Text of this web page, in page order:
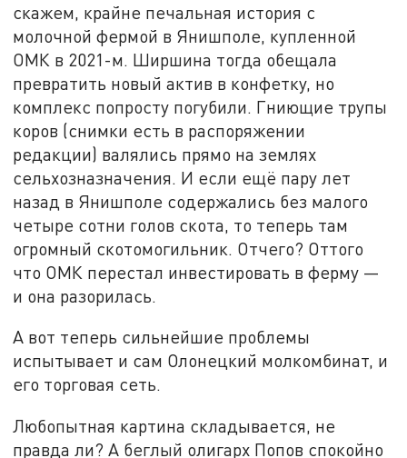
скажем, крайне печальная история с
молочной фермой в Янишполе, купленной
ОМК в 2021-м. Ширшина тогда обещала
превратить новый актив в конфетку, но
комплекс попросту погубили. Гниющие трупы
коров (снимки есть в распоряжении
редакции) валялись прямо на землях
сельхозназначения. И если ещё пару лет
назад в Янишполе содержались без малого
четыре сотни голов скота, то теперь там
огромный скотомогильник. Отчего? Оттого
что ОМК перестал инвестировать в ферму —
и она разорилась.
А вот теперь сильнейшие проблемы
испытывает и сам Олонецкий молкомбинат, и
его торговая сеть.
Любопытная картина складывается, не
правда ли? А беглый олигарх Попов спокойно